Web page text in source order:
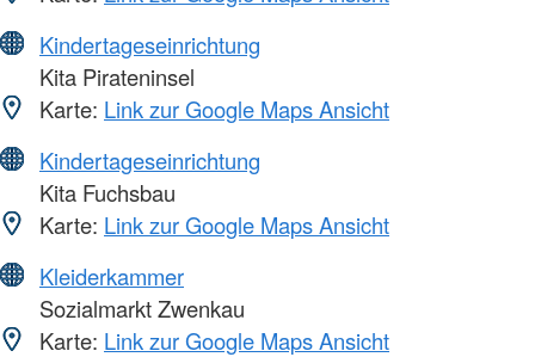
Kindertageseinrichtung
Kita Pirateninsel
Karte: Link zur Google Maps Ansicht
Kindertageseinrichtung
Kita Fuchsbau
Karte: Link zur Google Maps Ansicht
Kleiderkammer
Sozialmarkt Zwenkau
Karte: Link zur Google Maps Ansicht